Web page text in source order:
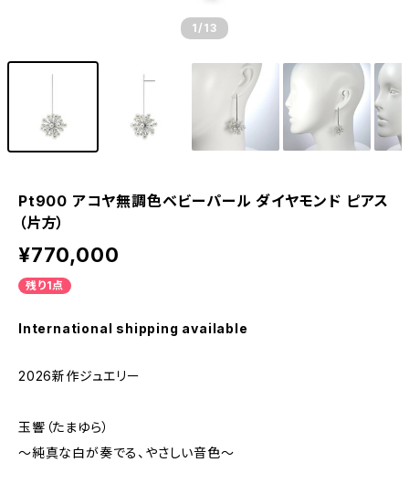
1 /13
Pt900 アコヤ無調色ベビーパール ダイヤモンド ピアス
（片方）
¥770,000
残り1点
International shipping available
2026新作ジュエリー
玉響（たまゆら）
～純真な白が奏でる、やさしい音色～